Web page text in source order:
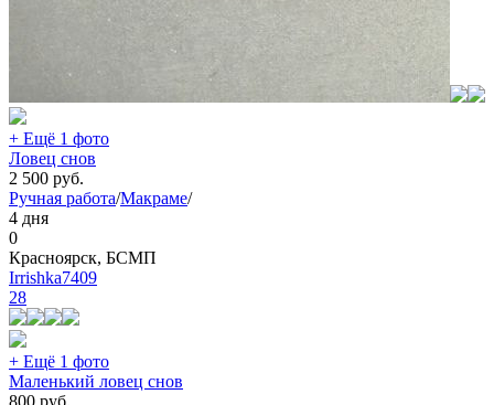
+ Ещё 1 фото
Ловец снов
2 500 руб.
Ручная работа/Макраме/
4 дня
0
Красноярск, БСМП
Irrishka7409
28
+ Ещё 1 фото
Маленький ловец снов